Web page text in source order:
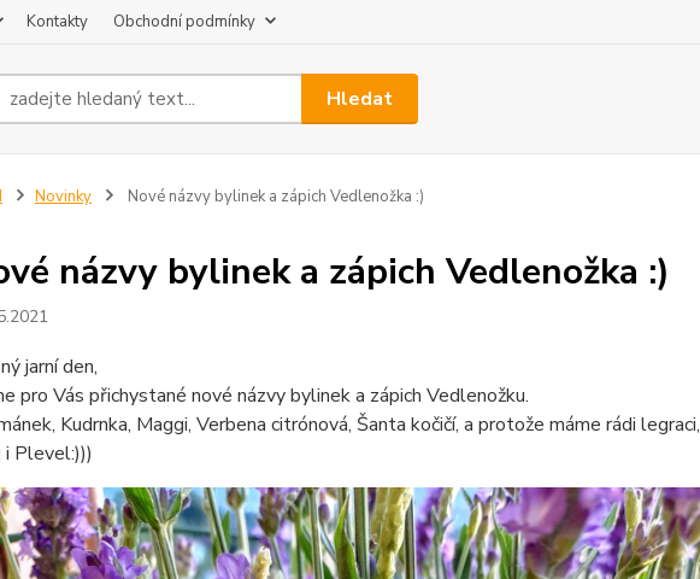
Kontakty Obchodní podmínky
Hledat
Novinky Nové názvy bylinek a zápich Vedlenožka :)
názvy bylinek a zápich Vedlenožka :)
jarní den,
pro Vás přichystané nové názvy bylinek a zápich Vedlenožku.
Kudrnka, Maggi, Verbena citrónová, Šanta kočičí, a protože máme rádi legraci,
Plevel:)))